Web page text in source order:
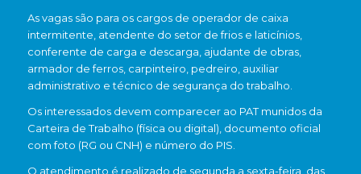
As vagas são para os cargos de operador de caixa
intermitente, atendente do setor de frios e laticínios,
conferente de carga e descarga, ajudante de obras,
armador de ferros, carpinteiro, pedreiro, auxiliar
administrativo e técnico de segurança do trabalho.
Os interessados devem comparecer ao PAT munidos da
Carteira de Trabalho (física ou digital), documento oficial
com foto (RG ou CNH) e número do PIS.
O atendimento é realizado de segunda a sexta-feira, das